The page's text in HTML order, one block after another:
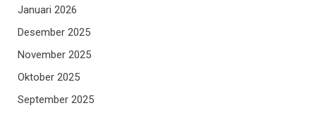
Januari 2026
Desember 2025
November 2025
Oktober 2025
September 2025